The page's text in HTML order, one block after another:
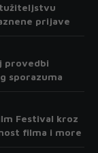
prijave
provedbi
sporazuma
Festival kroz
filma i more